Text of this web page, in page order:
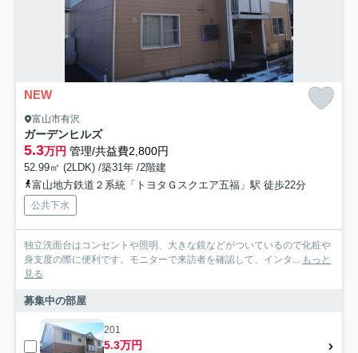
NEW
富山市有沢
ガーデンヒルズ
5.3万円 管理/共益費2,800円
52.99㎡ (2LDK) /築31年 /2階建
富山地方鉄道２系統「トヨタＧスクエア五福」駅 徒歩22分
公共下水
独立洗面台はコンセントや照明、大きな鏡などがついているので化粧や
身支度の際に便利です。モニターで来訪者を確認して、インタ... もっと
見る
募集中の部屋
201
5.3万円